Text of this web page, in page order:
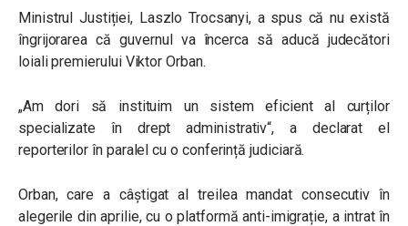
Ministrul Justiției, Laszlo Trocsanyi, a spus că nu există
îngrijorarea că guvernul va încerca să aducă judecători
loiali premierului Viktor Orban.
„Am dori să instituim un sistemeficient al curților
specializate în drept administrativ“, a declarat el
reporterilor în paralel cu o conferință judiciară.
Orban, care a câștigat al treilea mandat consecutiv în
alegerile din aprilie, cu o platformă anti-imigrație, a intrat în